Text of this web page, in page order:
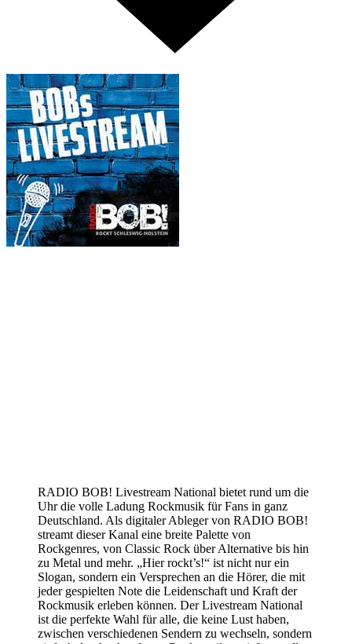
RADIO BOB! Livestream National bietet rund um die
Uhr die volle Ladung Rockmusik für Fans in ganz
Deutschland. Als digitaler Ableger von RADIO BOB!
streamt dieser Kanal eine breite Palette von
Rockgenres, von Classic Rock über Alternative bis hin
zu Metal und mehr. „Hier rockt’s!“ ist nicht nur ein
Slogan, sondern ein Versprechen an die Hörer, die mit
jeder gespielten Note die Leidenschaft und Kraft der
Rockmusik erleben können. Der Livestream National
ist die perfekte Wahl für alle, die keine Lust haben,
zwischen verschiedenen Sendern zu wechseln, sondern